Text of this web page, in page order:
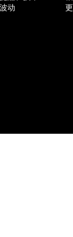
动